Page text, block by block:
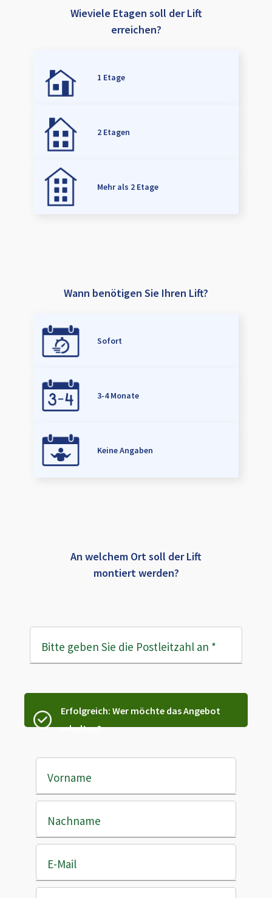
Wieviele Etagen soll der Lift
erreichen?
1 Etage
2 Etagen
Mehr als 2 Etage
Wann benötigen Sie Ihren Lift?
Sofort
3-4 Monate
Keine Angaben
An welchem Ort soll der Lift
montiert werden?
Bitte geben Sie die Postleitzahl an *
Erfolgreich: Wer möchte das Angebot
erhalten?
Vorname
Nachname
E-Mail